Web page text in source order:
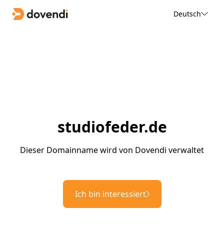
Deutsch
studiofeder.de
Dieser Domainname wird von Dovendi verwaltet
Ich bin interessiert